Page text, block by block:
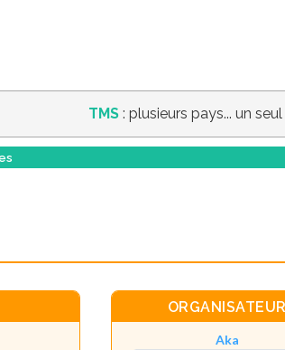
TMS : plusieurs pays... un
ORGANISATEUR
Aka